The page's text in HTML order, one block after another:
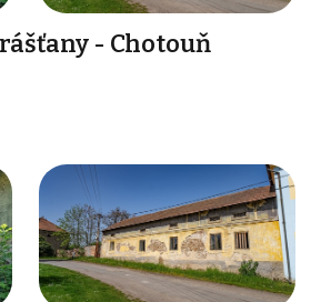
- Chotouň